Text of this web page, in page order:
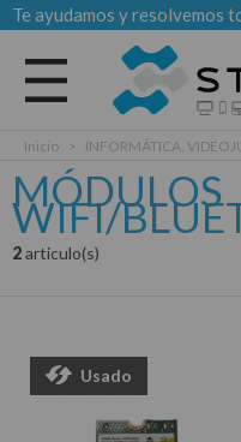
Te ayudamos y resolvemos
Todas las categorias
Inicio > INFORMÁTICA,
MÓDULOS
WIFI/
2articulo(s)
Usado